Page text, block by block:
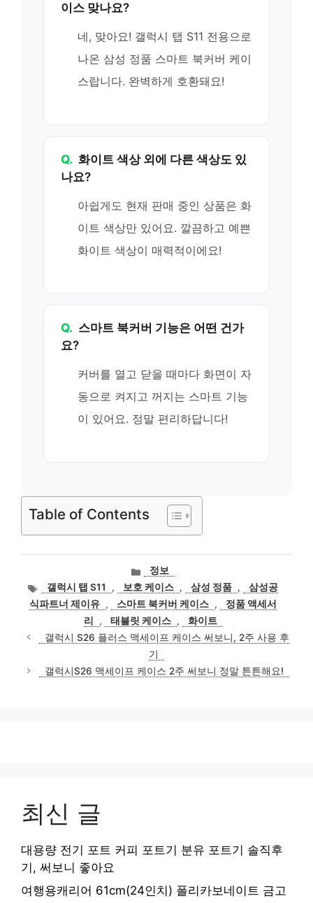
이스 맞나요?
네, 맞아요! 갤럭시 탭 S11 전용으로
나온 삼성 정품 스마트 북커버 케이
스랍니다. 완벽하게 호환돼요!
Q. 화이트 색상 외에 다른 색상도 있
나요?
아쉽게도 현재 판매 중인 상품은 화
이트 색상만 있어요. 깔끔하고 예쁜
화이트 색상이 매력적이에요!
Q. 스마트 북커버 기능은 어떤 건가
요?
커버를 열고 닫을 때마다 화면이 자
동으로 켜지고 꺼지는 스마트 기능
이 있어요. 정말 편리하답니다!
Table of Contents
카
테
고
리
정보
태
그
갤럭시 탭 S11 , 보호 케이스 , 삼성 정품 ,
삼성공
식파트너 제이유 , 스마트 북커버 케이스 ,
정품 액세서
리
, 태블릿 케이스 ,
화이트
갤럭시 S26 플러스 맥세이프 케이스 써보니, 2주 사용 후
기
갤럭시S26 맥세이프 케이스 2주 써보니 정말 튼튼해요!
최신 글
대용량 전기 포트 커피 포트기 분유 포트기 솔직후
기, 써보니 좋아요
여행용캐리어 61cm(24인치) 폴리카보네이트 금고